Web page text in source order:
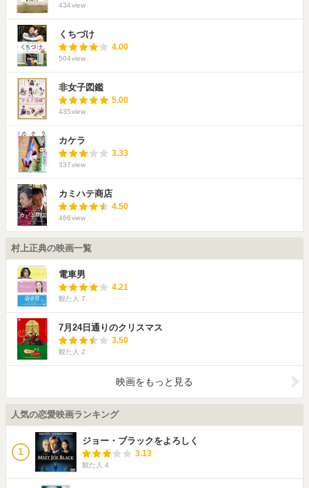
434view
くちづけ
4.00
504view
非女子図鑑
5.00
435view
カケラ
3.33
337view
カミハテ商店
4.50
466view
村上正典の映画一覧
電車男
4.21
観た人 7
7月24日通りのクリスマス
3.50
観た人 2
映画をもっと見る
人気の恋愛映画ランキング
1
ジョー・ブラックをよろしく
3.13
観た人 4